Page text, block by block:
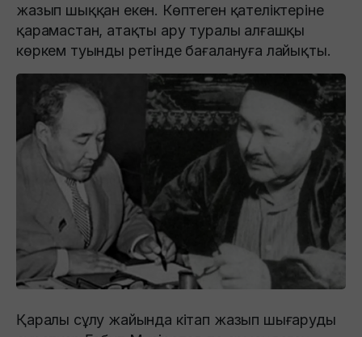
жазып шыққан екен. Көптеген қателіктеріне
қарамастан, атақты ару туралы алғашқы
көркем туынды ретінде бағалануға лайықты.
Қаралы сұлу жайында кітап жазып шығаруды